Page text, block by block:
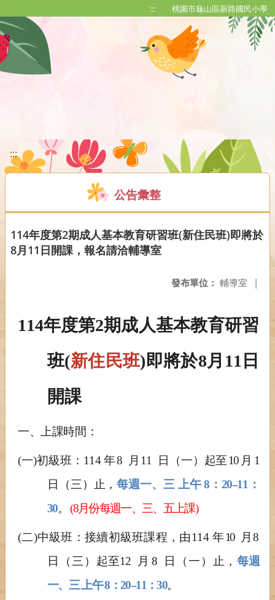
::: 桃園市龜山區新路國民小學
:::
公告彙整
114年度第2期成人基本教育研習班(新住民班)即將於
8月11日開課，報名請洽輔導室
發布單位： 輔導室 |
114年度第2期成人基本教育研習
班(新住民班)即將於8月11日
開課
一、 上課時間：
(一)初級班：114年8 月 11 日（一） 起至 10 月 1
日（三）止，每週一、三 上午8：20--11：
30。 (8月份每週一、三、五上課)
(二)中級班：接續初級班課程，由114 年 10 月8
日（三） 起至12 月 8 日（一） 止， 每週
一、三上午 8：20--11：30。